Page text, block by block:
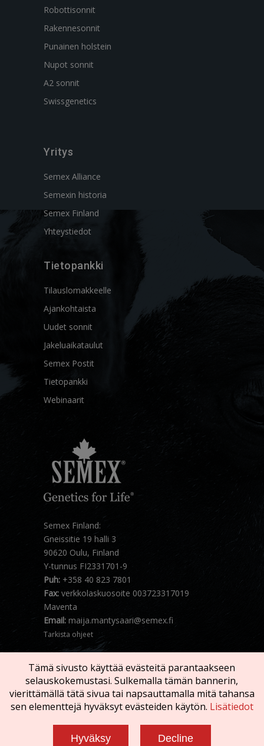
Robottisonnit
Rakennesonnit
Punainen holstein
Nupot sonnit
A2 sonnit
Swissgenetics
Yritys
Semex Alliance
Semexin historia
Semex Finland
Yhteystiedot
Tietopankki
Tilauslomakkeelle
Ajankohtaista
Uudet sonnit
Jakeluaikataulut
Semex Postit
Tietopankki
Webinaarit
Semex Finland:
Gneissitie 19 halli 3
90620 Oulu, Finland
Y-tunnus FI2331701-9
Puh: +358 40 823 7801
Fax: verkkolaskuosoite 003723317019
Maventa
Email: maija.mantysaari@semex.fi
Tarkista ohjeet
Copyright © 2026 SEMEX. Kaikki oikeaudet
Käyttöehdot | Tietosuojalauseke
Tämä sivusto käyttää evästeitä parantaakseen
selauskokemustasi. Sulkemalla tämän bannerin,
vierittämällä tätä sivua tai napsauttamalla mitä tahansa
sen elementtejä hyväksyt evästeiden käytön. Lisätiedot
Hyväksy Decline